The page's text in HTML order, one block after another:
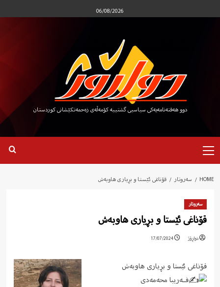
to
06/08/2026
دوو هەفتەنامەیەکی سیاسیی گشتییە کۆمەڵەی زەحمەتکێشانی کوردستان
Menu
HOME سەروتار قۆناغی ئێستا و بڕیاری هاوبەش
سەروتار
قۆناغی ئێستا و بڕیاری هاوبەش
دواڕۆژ 17/07/2024
قۆناغی ئێستا و بڕیاری هاوبەش
فــەریبا محەمەدی